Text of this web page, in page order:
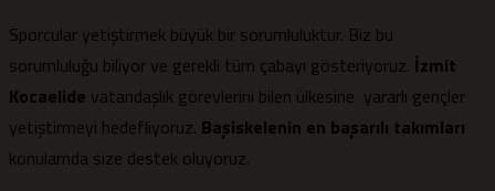
Sporcular yetiştirmek büyük bir sorumluluktur. Biz bu
sorumluluğu biliyor ve gerekli tüm çabayı gösteriyoruz. İzmit
Kocaelide vatandaşlık görevlerini bilen ülkesine yararlı gençler
yetiştirmeyi hedefliyoruz. Başiskelenin en başarılı takımları
konularnda size destek oluyoruz.